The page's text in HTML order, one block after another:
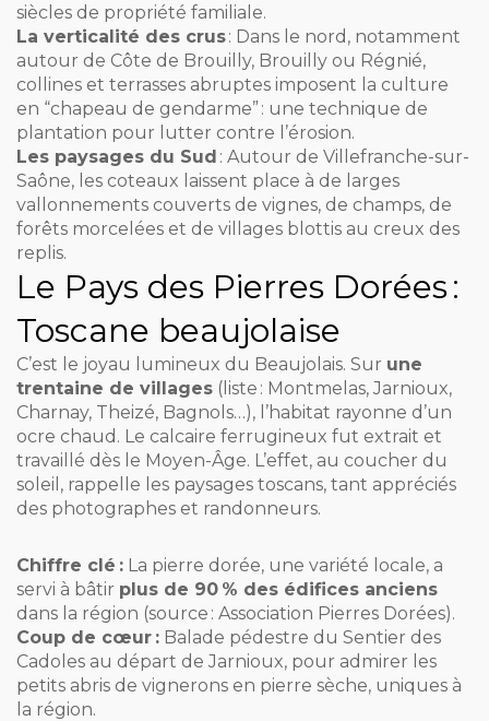
siècles de propriété familiale.
La verticalité des crus: Dans le nord, notamment
autour de Côte de Brouilly, Brouilly ou Régnié,
collines et terrasses abruptes imposent la culture
en “chapeau de gendarme” : une technique de
plantation pour lutter contre l’érosion.
Les paysages du Sud : Autour de Villefranche-sur-
Saône, les coteaux laissent place à de larges
vallonnements couverts de vignes, de champs, de
forêts morcelées et de villages blottis au creux des
replis.
Le Pays des Pierres Dorées :
Toscane beaujolaise
C’est le joyau lumineux du Beaujolais. Sur une
trentaine de villages (liste : Montmelas, Jarnioux,
Charnay, Theizé, Bagnols…), l’habitat rayonne d’un
ocre chaud. Le calcaire ferrugineux fut extrait et
travaillé dès le Moyen-Âge. L’effet, au coucher du
soleil, rappelle les paysages toscans, tant appréciés
des photographes et randonneurs.
Chiffre clé : La pierre dorée, une variété locale, a
servi à bâtir plus de 90 % des édifices anciens
dans la région (source : Association Pierres Dorées).
Coup de cœur : Balade pédestre du Sentier des
Cadoles au départ de Jarnioux, pour admirer les
petits abris de vignerons en pierre sèche, uniques à
la région.